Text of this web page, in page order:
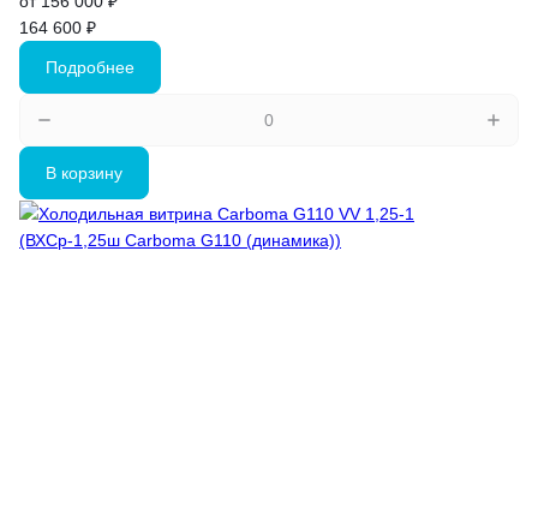
164 600 ₽
Подробнее
В корзину